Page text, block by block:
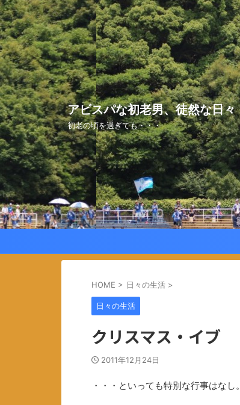
アビスパな初老男、徒然な日々
初老の頃を過ぎても・・・
HOME > 日々の生活 >
日々の生活
クリスマス・イブ
2011年12月24日
・・・といっても特別な行事はなし。